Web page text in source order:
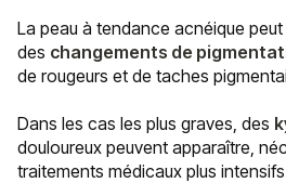
La peau à tendance acnéique
des changements de
de rougeurs et de taches
Dans les cas les plus graves, des
douloureux peuvent apparaître,
traitements médicaux plus